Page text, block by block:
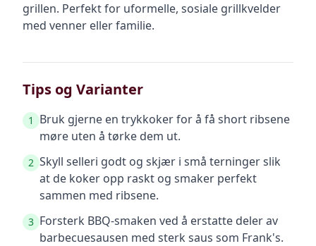
grillen. Perfekt for uformelle, sosiale grillkvelder
med venner eller familie.
Tips og Varianter
1
Bruk gjerne en trykkoker for å få short ribsene
møre uten å tørke dem ut.
2 Skyll selleri godt og skjær i små terninger slik
at de koker opp raskt og smaker perfekt
sammen med ribsene.
3 Forsterk BBQ-smaken ved å erstatte deler av
barbecuesausen med sterk saus som Frank's.